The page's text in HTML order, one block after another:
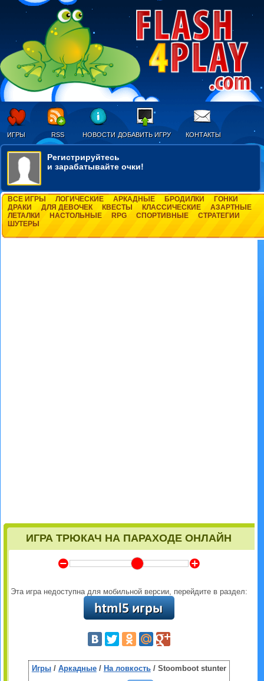
ИГРЫ RSS НОВОСТИ ДОБАВИТЬ ИГРУ КОНТАКТЫ
Регистрируйтесь
и зарабатывайте очки!
ВСЕ ИГРЫ ЛОГИЧЕСКИЕ АРКАДНЫЕ БРОДИЛКИ
ГОНКИ
ДРАКИ
ДЛЯ ДЕВОЧЕК КВЕСТЫ КЛАССИЧЕСКИЕ
АЗАРТНЫЕ
ЛЕТАЛКИ
НАСТОЛЬНЫЕ RPG СПОРТИВНЫЕ
СТРАТЕГИИ
ШУТЕРЫ
ИГРА ТРЮКАЧ НА ПАРАХОДЕ ОНЛАЙН
Y Z
Эта игра недоступна для мобильной версии, перейдите в раздел:
Игры/ Аркадные/ На ловкость/ Stoomboot stunter